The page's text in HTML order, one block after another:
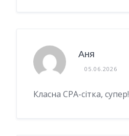
Аня
05.06.2026
Класна CPA-сітка, супер!